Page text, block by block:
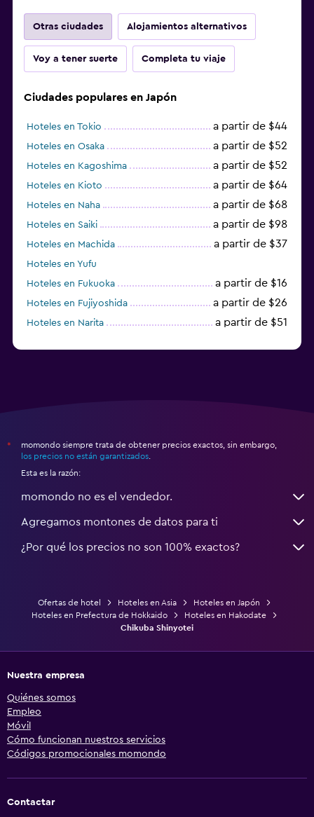
Otras ciudades Alojamientos alternativos
Voy a tener suerte Completa tu viaje
Ciudades populares en Japón
Hoteles en Tokio a partir de $44
Hoteles en Osaka a partir de $52
Hoteles en Kagoshima a partir de $52
Hoteles en Kioto a partir de $64
Hoteles en Naha a partir de $68
Hoteles en Saiki a partir de $98
Hoteles en Machida a partir de $37
Hoteles en Yufu
Hoteles en Fukuoka
a partir de $16
Hoteles en Fujiyoshida a partir de $26
Hoteles en Narita a partir de $51
*
momondo siempre trata de obtener precios exactos, sin embargo,
los precios no están garantizados
Esta es la razón:
momondo no es el vendedor.
Agregamos montones de datos para ti
¿Por qué los precios no son 100% exactos?
Ofertas de hotel Hoteles en Asia
Hoteles en Japón
Hoteles en Prefectura de Hokkaido
Hoteles en Hakodate
Chikuba Shinyotei
Nuestra empresa
Quiénes somos
Empleo
Móvil
Cómo funcionan nuestros servicios
Códigos promocionales momondo
Contactar